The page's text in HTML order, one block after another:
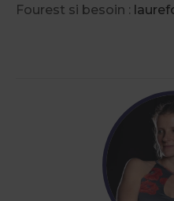
Fourest si besoin :